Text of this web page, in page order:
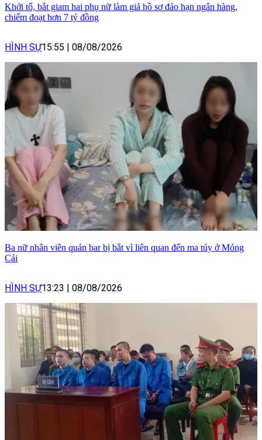
Khởi tố, bắt giam hai phụ nữ làm giả hồ sơ đáo hạn ngân hàng,
chiếm đoạt hơn 7 tỷ đồng
HÌNH SỰ15:55 08/08/2026
Ba nữ nhân viên quán bar bị bắt vì liên quan đến ma túy ở Móng
Cái
HÌNH SỰ13:23 08/08/2026